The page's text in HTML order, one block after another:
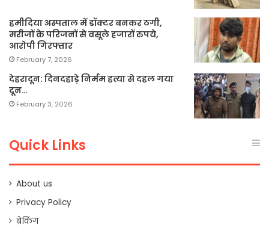
हमीदिया अस्पताल में डॉक्टर बनकर ठगी,
मरीजों के परिजनों से वसूले हजारों रुपये,
आरोपी गिरफ्तार
February 7, 2026
देहरादून: दिनदहाड़े निर्मम हत्या से दहल गया
दून…
February 3, 2026
Quick Links
About us
Privacy Policy
ब्रेकिंग